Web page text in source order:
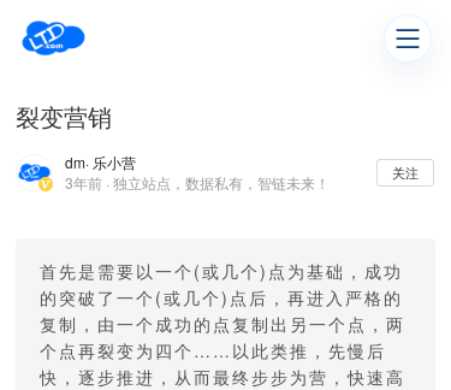
裂变营销
dm· 乐小营
3年前 · 独立站点，数据私有，智链未来！
关注
首先是需要以一个(或几个)点为基础，成功
的突破了一个(或几个)点后，再进入严格的
复制，由一个成功的点复制出另一个点，两
个点再裂变为四个……以此类推，先慢后
快，逐步推进，从而最终步步为营，快速高